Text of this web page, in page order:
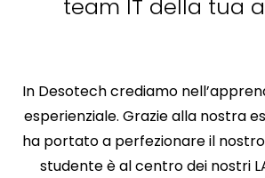
team IT della tua
In Desotech crediamo
esperienziale. Grazie alla nostra
ha portato a perfezionare il
studente è al centro dei nostri